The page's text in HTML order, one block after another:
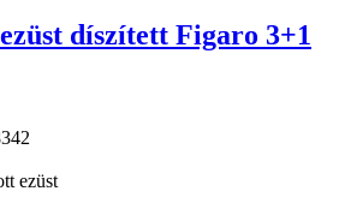
díszített Figaro 3+1
ezüst